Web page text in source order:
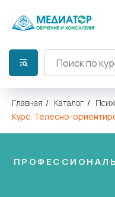
Главная / Каталог /
Курс. Телесно-